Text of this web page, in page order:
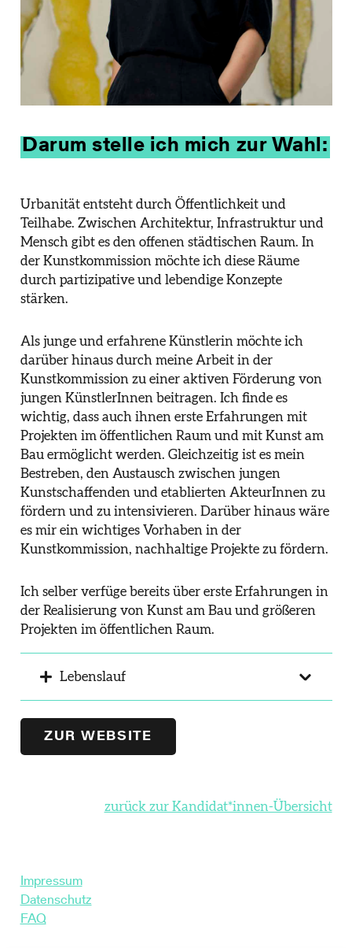
Darum stelle ich mich zur Wahl:
Urbanität entsteht durch Öffentlichkeit und
Teilhabe. Zwischen Architektur, Infrastruktur und
Mensch gibt es den offenen städtischen Raum. In
der Kunstkommission möchte ich diese Räume
durch partizipative und lebendige Konzepte
stärken.
Als junge und erfahrene Künstlerin möchte ich
darüber hinaus durch meine Arbeit in der
Kunstkommission zu einer aktiven Förderung von
jungen KünstlerInnen beitragen. Ich finde es
wichtig, dass auch ihnen erste Erfahrungen mit
Projekten im öffentlichen Raum und mit Kunst am
Bau ermöglicht werden. Gleichzeitig ist es mein
Bestreben, den Austausch zwischen jungen
Kunstschaffenden und etablierten AkteurInnen zu
fördern und zu intensivieren. Darüber hinaus wäre
es mir ein wichtiges Vorhaben in der
Kunstkommission, nachhaltige Projekte zu fördern.
Ich selber verfüge bereits über erste Erfahrungen in
der Realisierung von Kunst am Bau und größeren
Projekten im öffentlichen Raum.
Lebenslauf
ZUR WEBSITE
zurück zur Kandidat*innen-Übersicht
Impressum
Datenschutz
FAQ